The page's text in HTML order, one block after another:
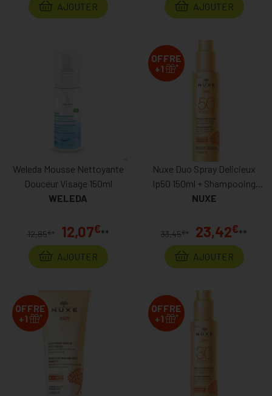
AJOUTER
AJOUTER
Weleda Mousse Nettoyante
Douceur Visage 150ml
WELEDA
12,85€ * 12,07€**
AJOUTER
OFFRE
+1
*
Nuxe Duo Spray Delicieux
Ip50 150ml + Shampooing
Douche Après Soleil 100ml
NUXE
33,45€* 23,42€**
AJOUTER
OFFRE
+1
*
OFFRE
+1
*